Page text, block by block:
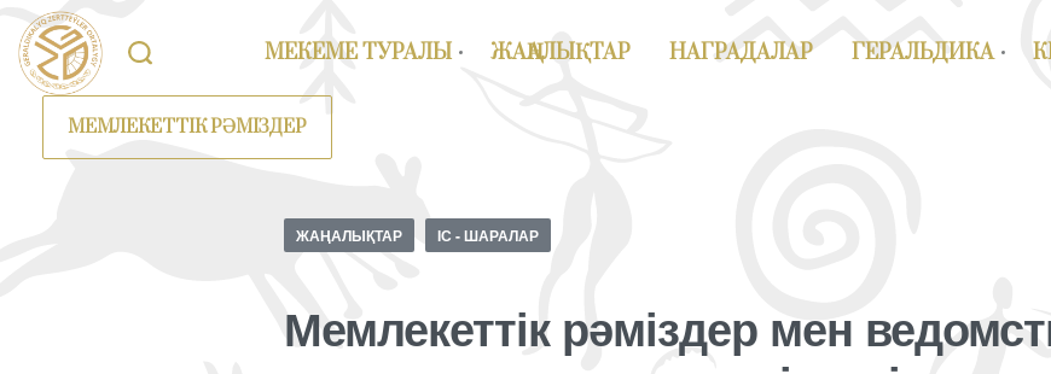
МЕКЕМЕ ТУРАЛЫ ЖАҢАЛЫҚТАР НАГРАДАЛАР ГЕРАЛЬДИКА
МЕМЛЕКЕТТІК РӘМІЗДЕР
ЖАҢАЛЫҚТАР ІС - ШАРАЛАР
Мемлекеттік рәміздер мен